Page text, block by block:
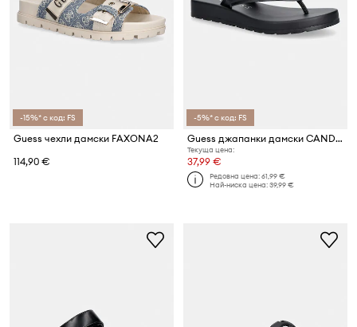
-15%* с код: FS
Guess чехли дамски FAXONA2
114,90 €
-5%* с код: FS
Guess джапанки дамски CANDRY
Текуща цена:
37,99 €
Редовна цена:61,99 €
Най-ниска цена:39,99 €